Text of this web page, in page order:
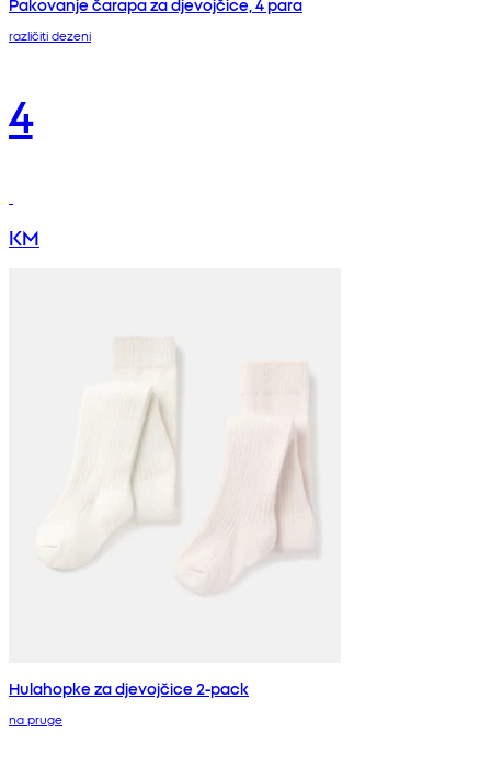
Pakovanje čarapa za djevojčice, 4 para
različiti dezeni
4
KM
Hulahopke za djevojčice 2-pack
na pruge